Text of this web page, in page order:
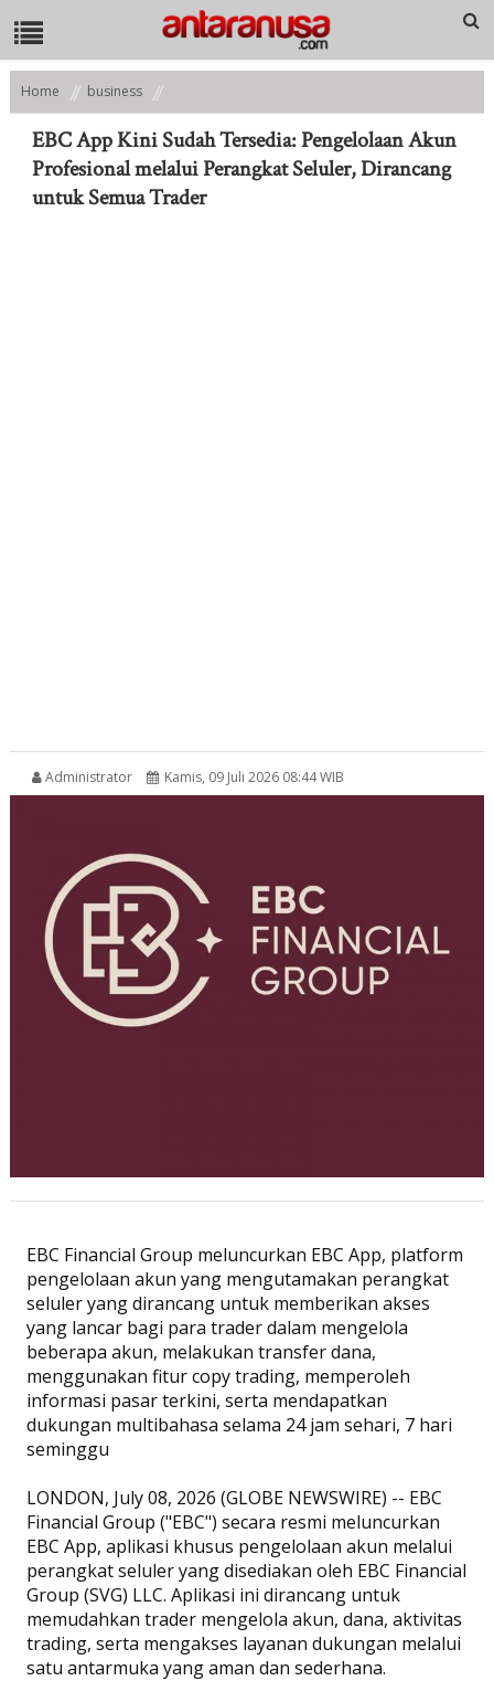
Home
business
EBC App Kini Sudah Tersedia: Pengelolaan Akun Profesional melalui
Perangkat Seluler, Dirancang untuk Semua Trader
EBC App Kini Sudah Tersedia: Pengelolaan Akun
Profesional melalui Perangkat Seluler, Dirancang
untuk Semua Trader
Administrator Kamis, 09 Juli 2026 08:44 WIB
EBC Financial Group meluncurkan EBC App, platform
pengelolaan akun yang mengutamakan perangkat
seluler yang dirancang untuk memberikan akses
yang lancar bagi para trader dalam mengelola
beberapa akun, melakukan transfer dana,
menggunakan fitur copy trading, memperoleh
informasi pasar terkini, serta mendapatkan
dukungan multibahasa selama 24 jam sehari, 7 hari
seminggu
LONDON, July 08, 2026 (GLOBE NEWSWIRE) -- EBC
Financial Group ("EBC") secara resmi meluncurkan
EBC App, aplikasi khusus pengelolaan akun melalui
perangkat seluler yang disediakan oleh EBC Financial
Group (SVG) LLC. Aplikasi ini dirancang untuk
memudahkan trader mengelola akun, dana, aktivitas
trading, serta mengakses layanan dukungan melalui
satu antarmuka yang aman dan sederhana.